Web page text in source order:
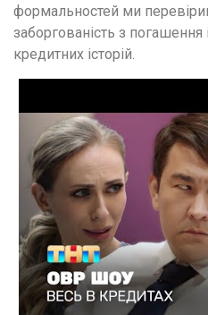
формальностей ми
заборгованість з
кредитних історій.